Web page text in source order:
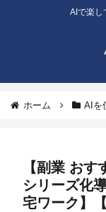
AIで楽し
ホーム AIを
【副業 おす
シリーズ化
宅ワーク】